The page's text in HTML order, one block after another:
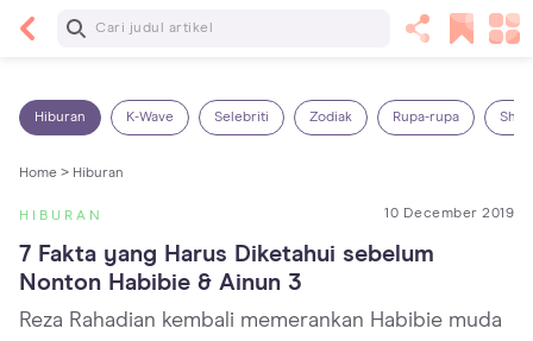
Baca Selanjutnya
Hiburan K-Wave Selebriti Zodiak Rupa-rupa
Home > Hiburan
HIBURAN 10 December 2019
7 Fakta yang Harus Diketahui sebelum
Nonton Habibie & Ainun 3
Reza Rahadian kembali memerankan Habibie muda